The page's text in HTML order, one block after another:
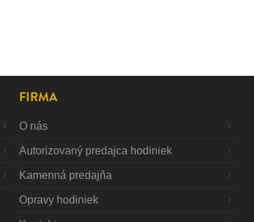
FIRMA
O nás
Autorizovaný predajca hodiniek
Kamenná predajňa
Opravy hodiniek